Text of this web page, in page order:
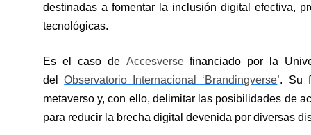
destinadas a fomentar la inclusión digital efectiva,
tecnológicas.
Es el caso de Accesversefinanciado por la
delObservatorio Internacional ‘Brandingverse’. Su
metaverso y, con ello, delimitar las posibilidades de
para reducir la brecha digital devenida por diversas